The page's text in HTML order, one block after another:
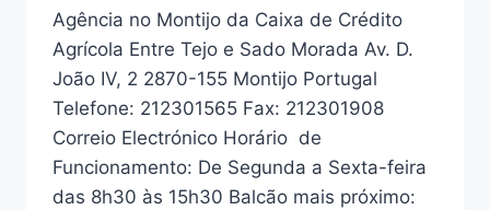
Agência no Montijo da Caixa de Crédito
Agrícola Entre Tejo e Sado Morada Av. D.
João IV, 2 2870-155 Montijo Portugal
Telefone: 212301565 Fax: 212301908
Correio Electrónico Horário de
Funcionamento: De Segunda a Sexta-feira
das 8h30 às 15h30 Balcão mais próximo: